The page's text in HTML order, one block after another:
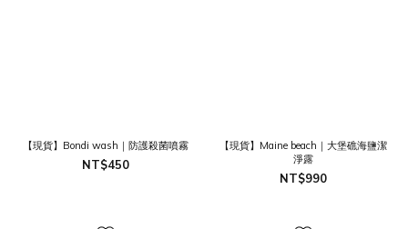
【現貨】Bondi wash｜防護殺菌噴霧
NT$450
【現貨】Maine beach｜大堡礁海鹽潔
淨露
NT$990